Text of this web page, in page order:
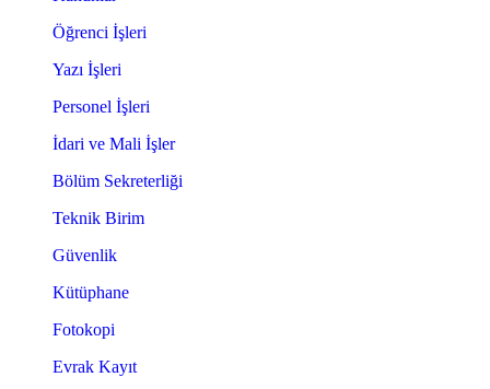
Öğrenci İşleri
Yazı İşleri
Personel İşleri
İdari ve Mali İşler
Bölüm Sekreterliği
Teknik Birim
Güvenlik
Kütüphane
Fotokopi
Evrak Kayıt